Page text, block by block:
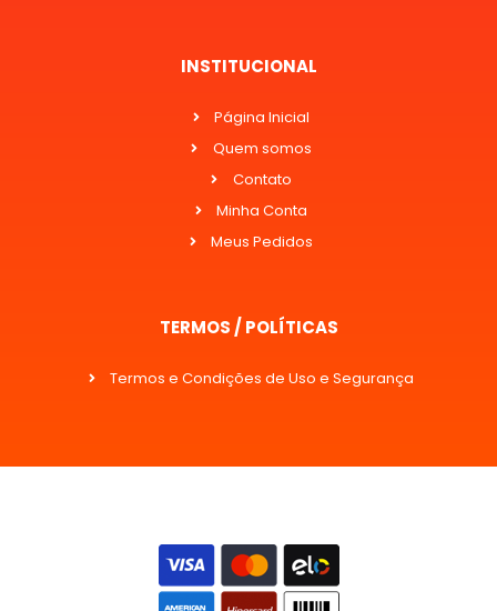
INSTITUCIONAL
Página Inicial
Quem somos
Contato
Minha Conta
Meus Pedidos
TERMOS / POLÍTICAS
Termos e Condições de Uso e Segurança